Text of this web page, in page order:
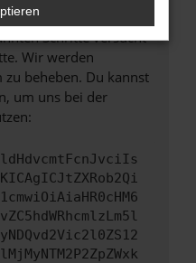
Schritte versucht
Wir werden
beheben. Du kannst
um uns bei der